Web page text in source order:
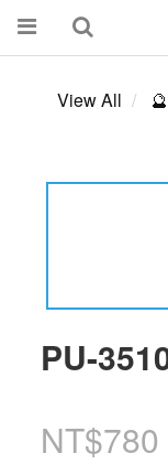
View All
PU-
NT$780